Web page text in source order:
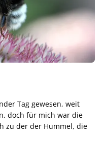
Tag gewesen, weit
doch für mich war die
zu der der Hummel, die